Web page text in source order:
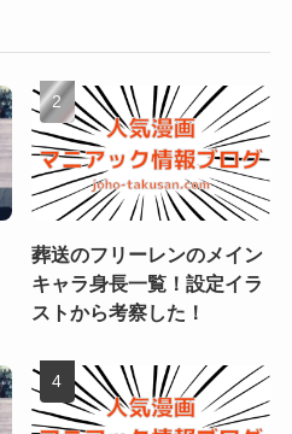
葬送のフリーレンのメイン
キャラ身長一覧！設定イラ
ストから考察した！